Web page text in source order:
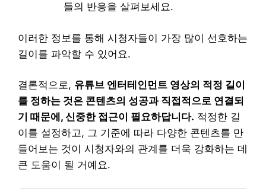
들의 반응을 살펴보세요.
이러한 정보를 통해 시청자들이 가장 많이 선호하는
길이를 파악할 수 있어요.
결론적으로, 유튜브 엔터테인먼트 영상의 적정 길이
를 정하는 것은 콘텐츠의 성공과 직접적으로 연결되
기 때문에, 신중한 접근이 필요하답니다. 적정한 길
이를 설정하고, 그 기준에 따라 다양한 콘텐츠를 만
들어보는 것이 시청자와의 관계를 더욱 강화하는 데
큰 도움이 될 거예요.